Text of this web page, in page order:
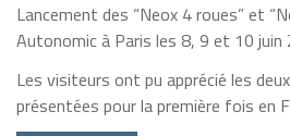
Lancement des “Neox 4 roues” et
Autonomic à Paris les 8, 9 et 10 juin
Les visiteurs ont pu apprécié les
présentées pour la première fois en